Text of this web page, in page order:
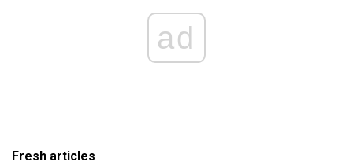
ad
Fresh articles